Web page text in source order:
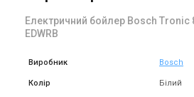
Купити
Електричний бойлер Bosch Tronic
EDWRB
Виробник Bosch
Колір Білий